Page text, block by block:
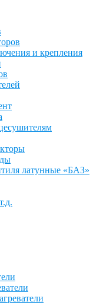
и крепления
латунные «БАЗ»